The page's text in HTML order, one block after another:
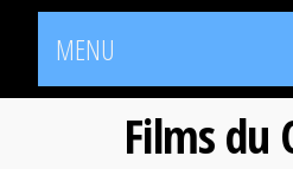
MENU
Films du